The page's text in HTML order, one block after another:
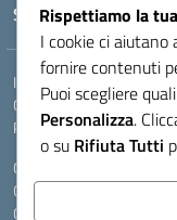
Seguici su:
Indirizzo: VIA LAZIO, 3,
Centralino:0521272405
Posta elettronica
Codice fiscale:
Codice meccanografico:
Codice Indice delle
Rispettiamo la
I cookie ci aiutano
fornire contenuti
Puoi scegliere
Personalizza.
o su Rifiuta Tutti